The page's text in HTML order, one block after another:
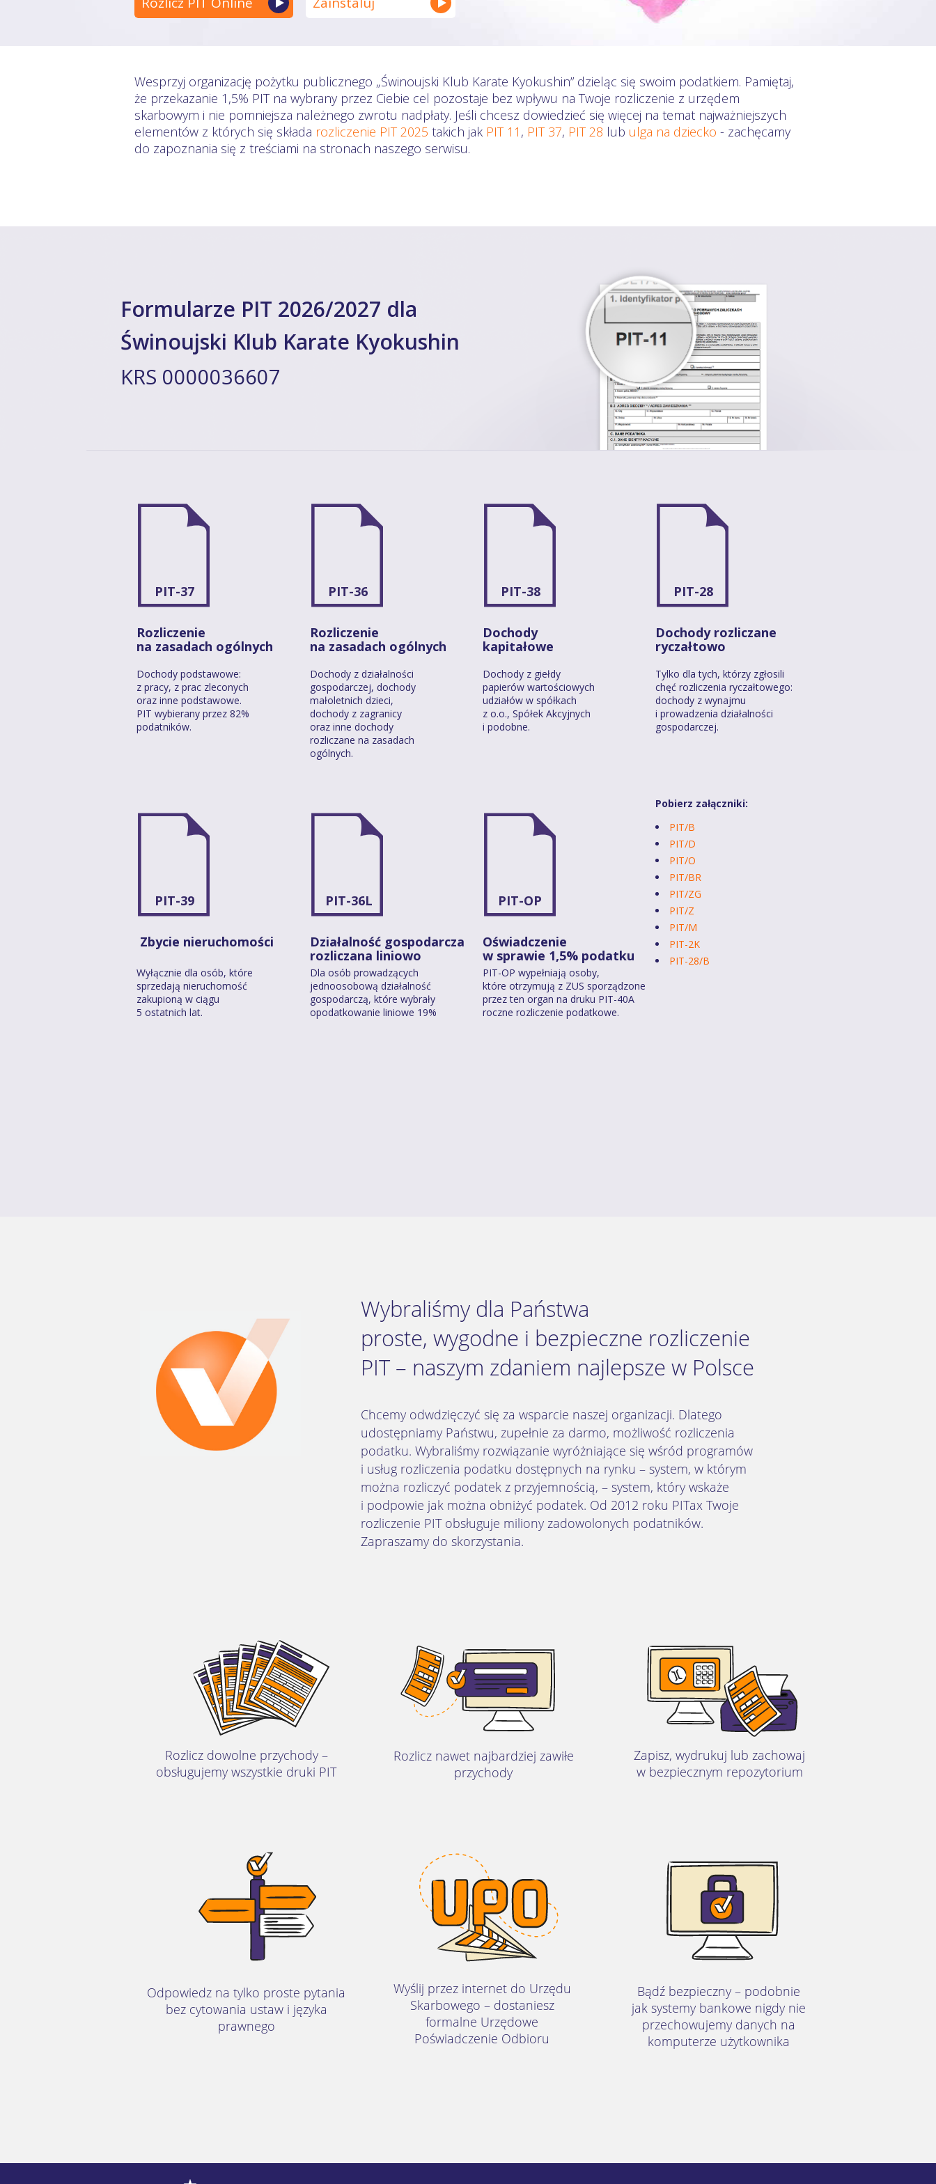
Wesprzyj organizację pożytku publicznego „Świnoujski Klub Karate Kyokushin” dzieląc się swoim podatkiem. Pamiętaj,
że przekazanie 1,5% PIT na wybrany przez Ciebie cel pozostaje bez wpływu na Twoje rozliczenie z urzędem
skarbowym i nie pomniejsza należnego zwrotu nadpłaty. Jeśli chcesz dowiedzieć się więcej na temat najważniejszych
elementów z których się składa rozliczenie PIT 2025 takich jak PIT 11 , PIT 37, PIT 28 lub ulga na dziecko - zachęcamy
do zapoznania się z treściami na stronach naszego serwisu.
Formularze PIT 2026/2027 dla
Świnoujski Klub Karate Kyokushin
KRS 0000036607
PIT-37 PIT-36 PIT-38 PIT-28
Rozliczenie
na zasadach ogólnych
Rozliczenie
na zasadach ogólnych
Dochody
kapitałowe
Dochody rozliczane
ryczałtowo
Dochody podstawowe:
z pracy, z prac zleconych
oraz inne podstawowe.
PIT wybierany przez 82%
podatników.
Dochody z działalności
gospodarczej, dochody
małoletnich dzieci,
dochody z zagranicy
oraz inne dochody
rozliczane na zasadach
ogólnych.
Dochody z giełdy
papierów wartościowych
udziałów w spółkach
z o.o., Spółek Akcyjnych
i podobne.
Tylko dla tych, którzy zgłosili
chęć rozliczenia ryczałtowego:
dochody z wynajmu
i prowadzenia działalności
gospodarczej.
PIT-39 PIT-36L PIT-OP
Pobierz załączniki:
PIT/B
PIT/D
PIT/O
PIT/BR
PIT/ZG
PIT/Z
PIT/M
PIT-2K
PIT-28/B
Zbycie nieruchomości
Działalność gospodarcza
rozliczana liniowo
Oświadczenie
w sprawie 1,5% podatku
Wyłącznie dla osób, które
sprzedają nieruchomość
zakupioną w ciągu
5 ostatnich lat.
Dla osób prowadzących
jednoosobową działalność
gospodarczą, które wybrały
opodatkowanie liniowe 19%
PIT-OP wypełniają osoby,
które otrzymują z ZUS sporządzone
przez ten organ na druku PIT-40A
roczne rozliczenie podatkowe.
Wybraliśmy dla Państwa
proste, wygodne i bezpieczne rozliczenie
PIT – naszym zdaniem najlepsze w Polsce
Chcemy odwdzięczyć się za wsparcie naszej organizacji. Dlatego
udostępniamy Państwu, zupełnie za darmo, możliwość rozliczenia
podatku. Wybraliśmy rozwiązanie wyróżniające się wśród programów
i usług rozliczenia podatku dostępnych na rynku – system, w którym
można rozliczyć podatek z przyjemnością, – system, który wskaże
i podpowie jak można obniżyć podatek. Od 2012 roku PITax Twoje
rozliczenie PIT obsługuje miliony zadowolonych podatników.
Zapraszamy do skorzystania.
Rozlicz dowolne przychody –
obsługujemy wszystkie druki PIT
Rozlicz nawet najbardziej zawiłe
przychody
Zapisz, wydrukuj lub zachowaj
w bezpiecznym repozytorium
Odpowiedz na tylko proste pytania
bez cytowania ustaw i języka
prawnego
Wyślij przez internet do Urzędu
Skarbowego – dostaniesz
formalne Urzędowe
Poświadczenie Odbioru
Bądź bezpieczny – podobnie
jak systemy bankowe nigdy nie
przechowujemy danych na
komputerze użytkownika